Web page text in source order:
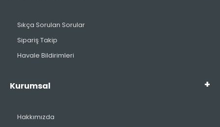
Sıkça Sorulan Sorular
Sipariş Takip
Havale Bildirimleri
Kurumsal
Hakkımızda